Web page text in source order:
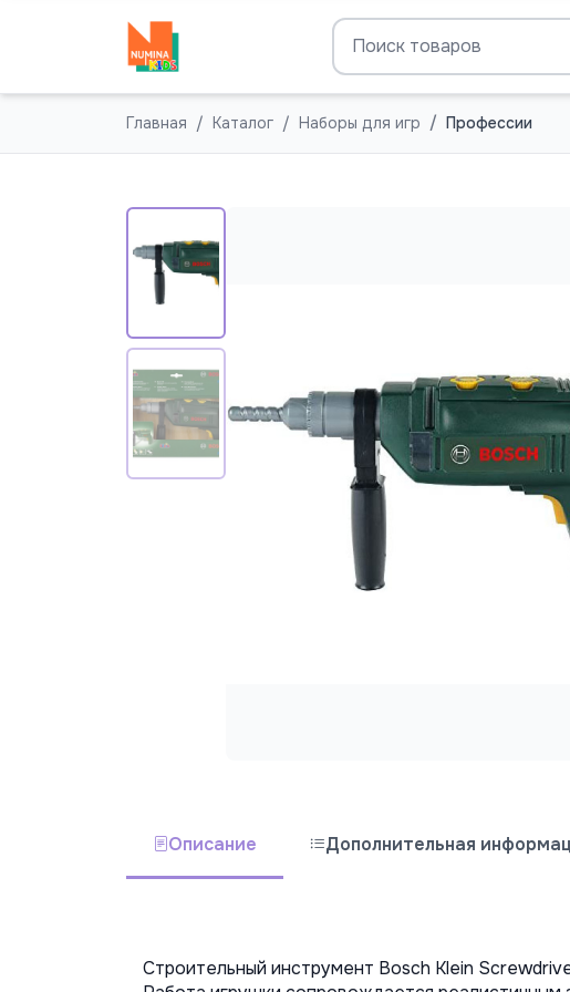
Главная Каталог Наборы для игр Профессии
Описание Дополнительная
Строительный инструмент Bosch Klein